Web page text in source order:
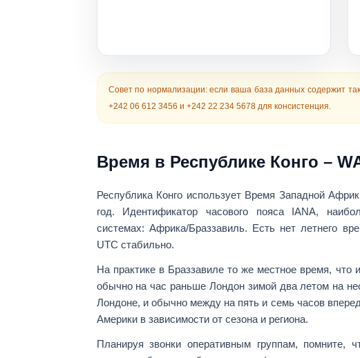
Совет по нормализации:если ваша база данных содержит
+242 06 612 3456 и +242 22 234 5678для консистенция.
Время в Республике Конго –
Республика Конго использует Время Западной
год. Идентификатор часового пояса IANA,
системах: Африка/Браззавиль. Есть нет летнего
UTC стабильно.
На практике в Браззавиле то же местное время, что
обычно на час раньше Лондонзимой два летом на
Лондоне, и обычно между на пять и семь часов вперед
Америки в зависимости от сезона и региона.
Планируя звонки оперативным группам, помните,